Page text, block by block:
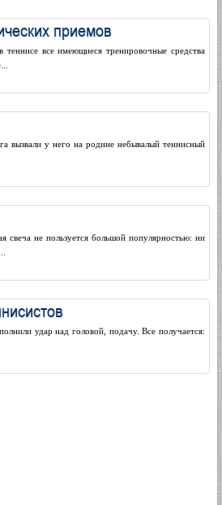
приемов
все имеющиеся тренировочные средства
вызвали у него на родине небывалый теннисный
свеча не пользуется большой популярностью: ни
удар над головой, подачу. Все получается: